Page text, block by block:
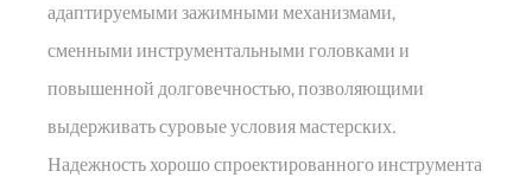
адаптируемыми зажимными механизмами,
сменными инструментальными головками и
повышенной долговечностью, позволяющими
выдерживать суровые условия мастерских.
Надежность хорошо спроектированного инструмента